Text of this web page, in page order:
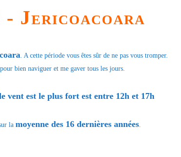
Jericoacoara
. A cette période vous êtes sûr de ne pas vous tromper.
bien naviguer et me gaver tous les jours.
vent est le plus fort est entre 12h et 17h
la moyenne des 16 dernières années